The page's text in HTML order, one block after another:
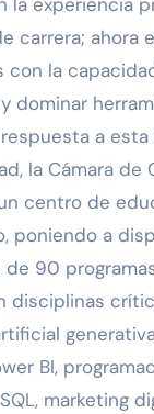
carrera; ahora
con la
dominar
a
la Cámara de
centro de
poniendo a
de 90
disciplinas
BI,
marketing